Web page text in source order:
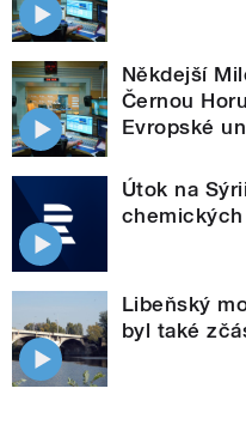
Někdejší
Černou
Evropské
Útok na
Libeňský
byl také